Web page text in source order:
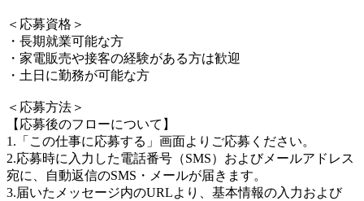
＜応募資格＞
・長期就業可能な方
・家電販売や接客の経験がある方は歓迎
・土日に勤務が可能な方
＜応募方法＞
【応募後のフローについて】
1.「この仕事に応募する」画面よりご応募ください。
2.応募時に入力した電話番号（SMS）およびメールアドレス
宛に、自動返信のSMS・メールが届きます。
3.届いたメッセージ内のURLより、基本情報の入力および